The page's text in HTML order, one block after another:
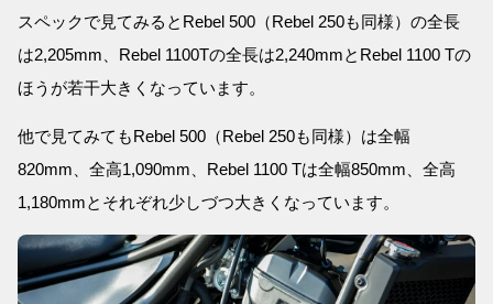
スペックで見てみるとRebel 500（Rebel 250も同様）の全長
は2,205mm、Rebel 1100Tの全長は2,240mmとRebel 1100 Tの
ほうが若干大きくなっています。
他で見てみてもRebel 500（Rebel 250も同様）は全幅
820mm、全高1,090mm、Rebel 1100 Tは全幅850mm、全高
1,180mmとそれぞれ少しづつ大きくなっています。